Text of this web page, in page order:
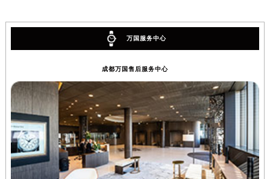
万国服务中心
成都万国售后服务中心